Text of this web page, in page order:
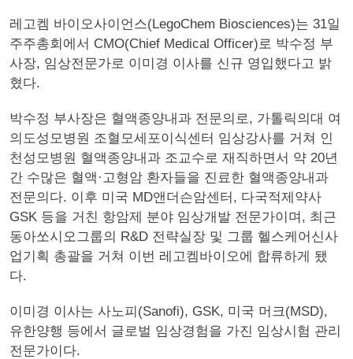
레고켐 바이오사이언스(LegoChem Biosciences)는 31일
주주총회에서 CMO(Chief Medical Officer)로 박수정 부
사장, 임상전문가로 이미경 이사를 신규 영입했다고 밝
혔다.
박수정 부사장은 혈액종양내과 전문의로, 가톨릭의대 여
의도성모병원 조혈모세포이식센터 임상강사를 거쳐 인
천성모병원 혈액종양내과 조교수로 재직하면서 약 20년
간 수많은 혈액·고형암 환자들을 진료한 혈액종양내과
전문의다. 이후 미국 MD앤더슨암센터, 다국적제약사
GSK 등을 거친 항암제 분야 임상개발 전문가이며, 최근
동아쏘시오그룹의 R&D 전략실장 및 그룹 헬스케어신사
업기획 총괄을 거쳐 이번 레고켐바이오에 합류하게 됐
다.
이미경 이사는 사노피(Sanofi), GSK, 미국 머크(MSD),
유한양행 등에서 글로벌 임상경험을 가진 임상시험 관리
전문가이다.